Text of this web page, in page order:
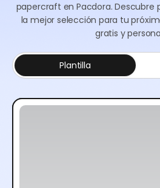
papercraft en Pacdora. Descubre
la mejor selección para tu
gratis y
Plantilla